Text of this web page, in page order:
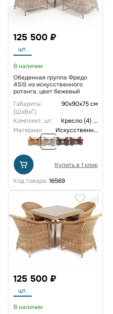
125 500 ₽
шт.
В наличии
Обеденная группа Фредо
4SIS из искусственного
ротанга, цвет бежевый
Габариты
(ШxВxГ)
90х90х75 см
Комплект, шт. Кресло (4) ...
Материал
Искусственный ротанг
Купить в 1 клик
Код товара: 16569
125 500 ₽
шт.
В наличии